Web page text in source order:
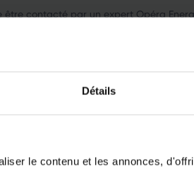
Détails
le contenu et les annonces,
être contacté par un expert Opéra
gratuitement et sans engagement
et relatives au marché de
et obtenir, sur simple demande, la